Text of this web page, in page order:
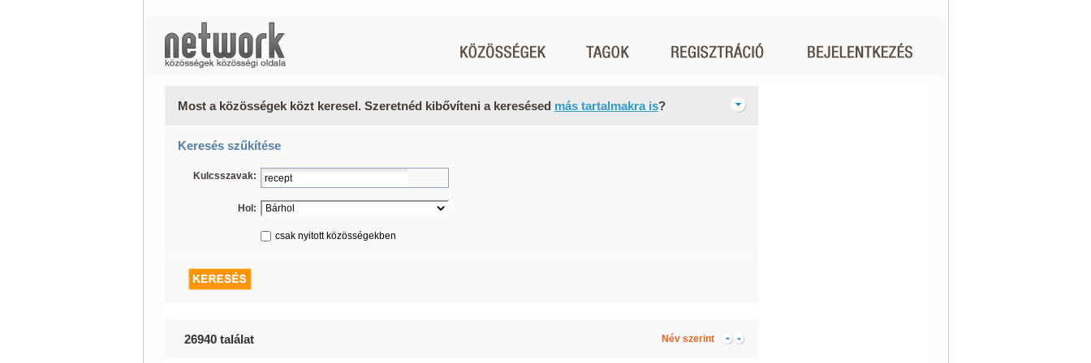
Most a közösségek közt keresel. Szeretnéd kibővíteni a keresésed más tartalmakra is?
Keresés szűkítése
Kulcsszavak:
Hol:
csak nyitott közösségekben
26940 találat Név szerint